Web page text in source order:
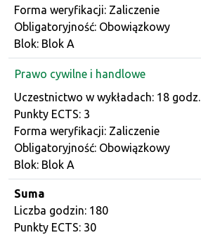
Forma weryfikacji: Zaliczenie
Obligatoryjność: Obowiązkowy
Blok: Blok A
Prawo cywilne i handlowe
Dane przedmiotu
Uczestnictwo w wykładach: 18 godz.
Punkty ECTS: 3
Forma weryfikacji: Zaliczenie
Obligatoryjność: Obowiązkowy
Blok: Blok A
Suma
Liczba godzin: 180
Punkty ECTS: 30